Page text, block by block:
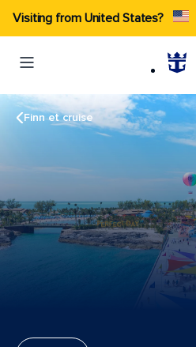
Visiting from United States?
Finn et cruise